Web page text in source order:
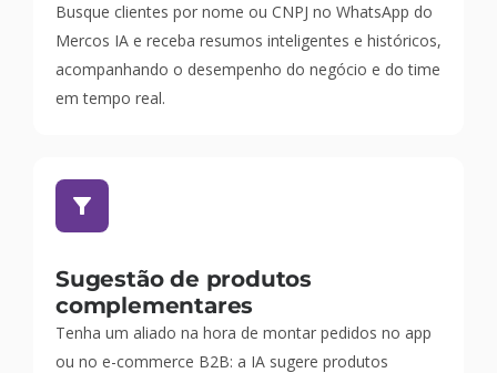
Busque clientes por nome ou CNPJ no WhatsApp do
Mercos IA e receba resumos inteligentes e históricos,
acompanhando o desempenho do negócio e do time
em tempo real.
Sugestão de produtos
complementares
Tenha um aliado na hora de montar pedidos no app
ou no e-commerce B2B: a IA sugere produtos